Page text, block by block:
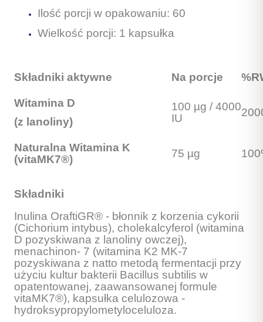
Ilość porcji w opakowaniu: 60
Wielkość porcji: 1 kapsułka
Składniki aktywne Na porcje
Witamina D
(z lanoliny)
100 µg / 4000
IU
Naturalna Witamina K
(vitaMK7®)
75 µg
Składniki
Inulina OraftiGR® - błonnik z korzenia cykorii
(Cichorium intybus), cholekalcyferol (witamina
D pozyskiwana z lanoliny owczej),
menachinon- 7 (witamina K2 MK-7
pozyskiwana z natto metodą fermentacji przy
użyciu kultur bakterii Bacillus subtilis w
opatentowanej, zaawansowanej formule
vitaMK7®), kapsułka celulozowa -
hydroksypropylometyloceluloza.